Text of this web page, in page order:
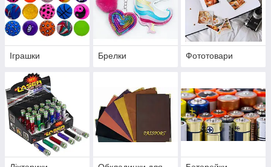
Іграшки Брелки Фототовари